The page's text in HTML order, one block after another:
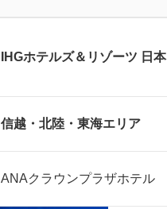
IHGホテルズ＆リゾーツ 日本
信越・北陸・東海エリア
ANAクラウンプラザホテル